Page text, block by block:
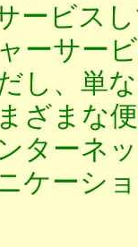
ービス
ーサー
し、単
ざまな
ターネ
ケーシ